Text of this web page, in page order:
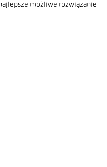
możliwe rozwiązanie